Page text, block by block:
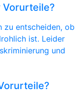
Vorurteile?
zu entscheiden, ob
ist. Leider
und